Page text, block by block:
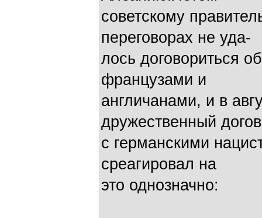
советскому
переговорах не уда-
лось договориться
французами и
англичанами, и в
дружественный
с германскими
среагировал на
это однозначно: